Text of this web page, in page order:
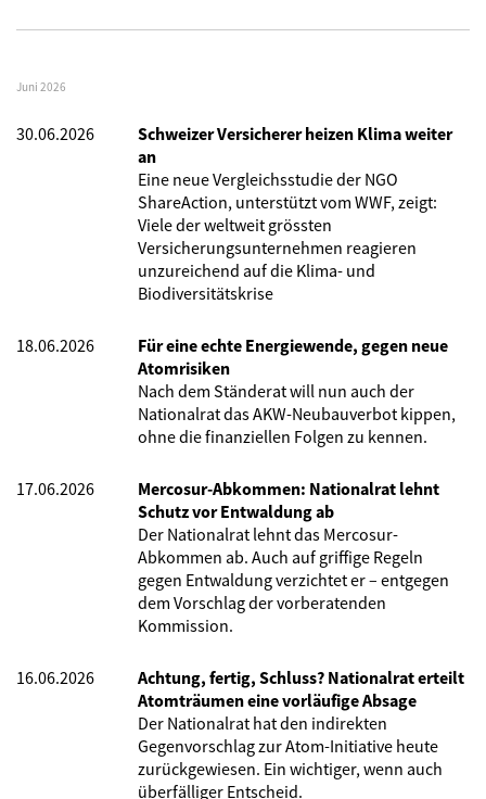
Juni 2026
30.06.2026
Schweizer Versicherer heizen Klima weiter
an
Eine neue Vergleichsstudie der NGO
ShareAction, unterstützt vom WWF, zeigt:
Viele der weltweit grössten
Versicherungsunternehmen reagieren
unzureichend auf die Klima- und
Biodiversitätskrise
18.06.2026
Für eine echte Energiewende, gegen neue
Atomrisiken
Nach dem Ständerat will nun auch der
Nationalrat das AKW-Neubauverbot kippen,
ohne die finanziellen Folgen zu kennen.
17.06.2026
Mercosur-Abkommen: Nationalrat lehnt
Schutz vor Entwaldung ab
Der Nationalrat lehnt das Mercosur-
Abkommen ab. Auch auf griffige Regeln
gegen Entwaldung verzichtet er – entgegen
dem Vorschlag der vorberatenden
Kommission.
16.06.2026
Achtung, fertig, Schluss? Nationalrat erteilt
Atomträumen eine vorläufige Absage
Der Nationalrat hat den indirekten
Gegenvorschlag zur Atom-Initiative heute
zurückgewiesen. Ein wichtiger, wenn auch
überfälliger Entscheid.